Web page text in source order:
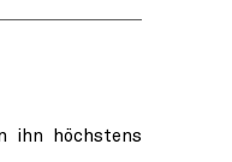
ihn höchstens